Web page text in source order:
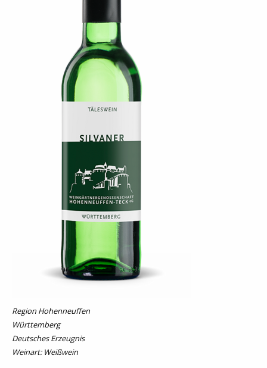
Region Hohenneuffen
Württemberg
Deutsches Erzeugnis
Weinart: Weißwein